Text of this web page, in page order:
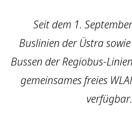
Seit dem 1.
Buslinien der Üstra
Bussen der Regiobus-
gemeinsames freies
verfügbar.